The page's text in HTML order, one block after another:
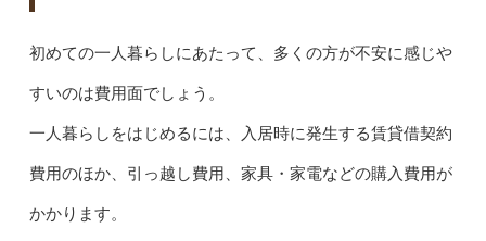
初めての一人暮らしにあたって、多くの方が不安に感じや
すいのは費用面でしょう。
一人暮らしをはじめるには、入居時に発生する賃貸借契約
費用のほか、引っ越し費用、家具・家電などの購入費用が
かかります。